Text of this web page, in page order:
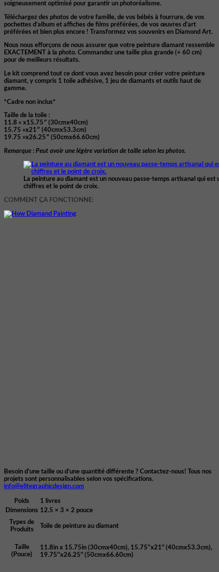
soigneusement optimisé pour garantir un photoréalisme.
Téléchargez des photos de votre famille, de vos bébés à fourrure, de vos
pochettes d’album et affiches de films préférées, de vos œuvres d’art
préférées et bien plus encore ! Transformez vos souvenirs en Diamond Art.
Nous nous efforçons de nous assurer que votre peinture diamant ressemble
EXACTEMENT à la photo. Commandez une taille plus grande (+ 60 cm)
pour de meilleurs résultats.
Le kit comprend tout ce dont vous avez besoin pour créer votre peinture
diamant, y compris 1 toile adhésive, 1 jeu de diamants et outils haut de
gamme.
*Cadre non inclus*
Taille de la toile :
11.8 « x15.75″ (30cmx40cm)
15.75 »x21″ (40cmx53.3cm)
19.75 »x26.25″ (50cmx66.60cm)
Remarque : Peut avoir une légère variation de taille selon les photos.
La peinture au diamant est un nouveau passe-temps artisanal qui est
chiffres et le point de croix.
COMMENT ÇA FONCTIONNE:
Besoin d’une taille ou d’une quantité différente ? Contactez-nous! Tous nos
projets sont personnalisables selon vos spécifications.
info@elitegraphicdesign.com
Poids
1 livres
Dimensions 12.5 × 3 × 2 pouce
Types de
Produits
Toile de peinture au diamant
Taille
(Pouce)
11.8in x 15.75in (30cmx40cm), 15.75''x21" (40cmx53.3cm),
19.75''x26.25" (50cmx66.60cm)